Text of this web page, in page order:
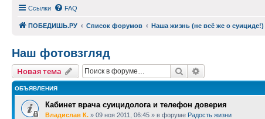
Ссылки FAQ
ПОБЕДИШЬ.РУ Список форумов Наша жизнь (не всё же о суициде!)
Наш фотовзгляд
Новая тема Поиск
ОБЪЯВЛЕНИЯ
Кабинет врача суицидолога и телефон доверия
Владислав К. » 09 ноя 2011, 06:45 » в форуме Радость жизни